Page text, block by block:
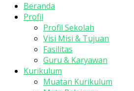
Beranda
Profil
Profil Sekolah
Visi Misi & Tujuan
Fasilitas
Guru & Karyawan
Kurikulum
Muatan Kurikulum